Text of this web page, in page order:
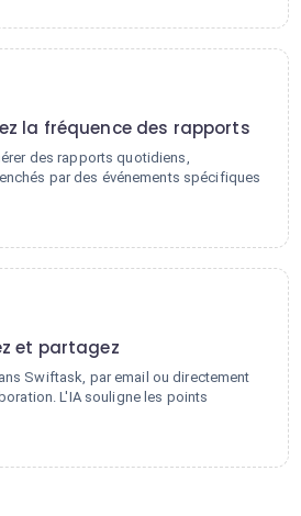
la fréquence des rapports
des rapports quotidiens,
par des événements spécifiques
et partagez
Swiftask, par email ou directement
L'IA souligne les points